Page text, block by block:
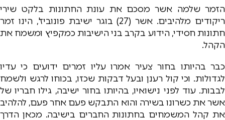
הזמר שלמה אשר מסכם את עונת החתונות בלקט שירי
ריקודים מלהיבים. אשר (27) בוגר ישיבת פונוביז', הינו זמר
חתונות חסידי, הידוע בקרב בני הישיבות כמקפיץ ומשמח את
הקהל.
כבר בהיותו בחור צעיר אמרו עליו זמרים ידועים כי עדיו
לגדולות. וכי קול רענן ובעל דבקות שכזו, בכוחו לרגש ולשמח
לבבות. עוד לפני נישואיו, בהיותו בחור ישיבה, גילו חבריו של
אשר את כשרונו בשירה והוא התבקש פעם אחר פעם, להלהיב
את קהל המשמחים בחתונות החברים בישיבה. מכאן הדרך